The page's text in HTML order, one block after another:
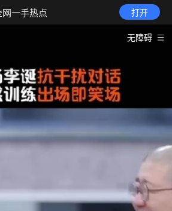
网一手热点 打开
无障碍